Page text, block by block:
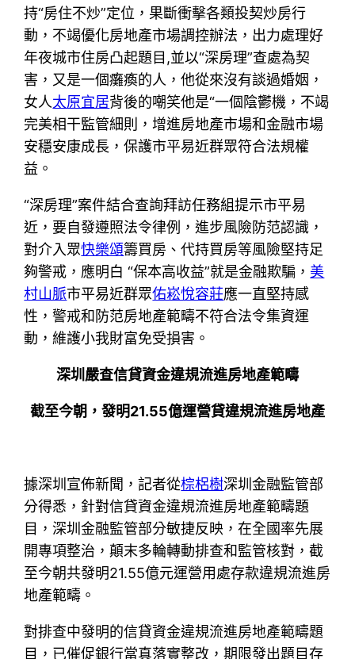
持“房住不炒”定位，果斷衝擊各類投契炒房行
動，不竭優化房地產市場調控辦法，出力處理好
年夜城市住房凸起題目,並以“深房理”查處為契
害，又是一個癱瘓的人，他從來沒有談過婚姻，
女人太原宜居背後的嘲笑他是“一個陰鬱機，不竭
完美相干監管細則，增進房地產市場和金融市場
安穩安康成長，保護市平易近群眾符合法規權
益。
“深房理”案件結合查詢拜訪任務組提示市平易
近，要自發遵照法令律例，進步風險防范認識，
對介入眾快樂頌籌買房、代持買房等風險堅持足
夠警戒，應明白 “保本高收益”就是金融欺騙， 美
村山脈市平易近群眾佑崧悅容莊應一直堅持感
性，警戒和防范房地產範疇不符合法令集資運
動，維護小我財富免受損害。
深圳嚴查信貸資金違規流進房地產範疇
截至今朝，發明21.55億運營貸違規流進房地產
據深圳宣佈新聞，記者從棕梠樹深圳金融監管部
分得悉，針對信貸資金違規流進房地產範疇題
目，深圳金融監管部分敏捷反映，在全國率先展
開專項整治，顛末多輪轉動排查和監管核對，截
至今朝共發明21.55億元運營用處存款違規流進房
地產範疇。
對排查中發明的信貸資金違規流進房地產範疇題
目，已催促銀行當真落實整改，期限發出題目存